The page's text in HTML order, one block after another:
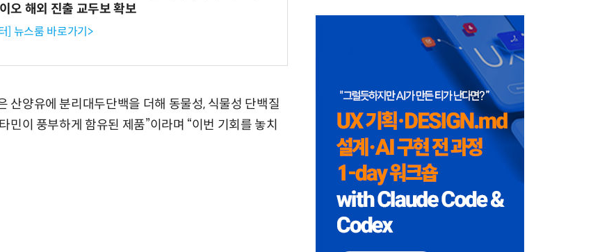
오 해외 진출 교두보 확보
] 뉴스룸 바로가기>
산양유에 분리대두단백을 더해 동물성, 식물성 단백질
이 풍부하게 함유된 제품”이라며 “이번 기회를 놓치